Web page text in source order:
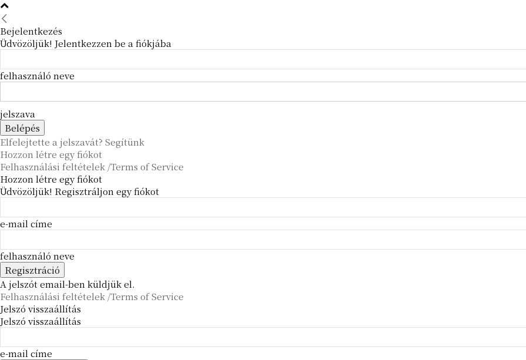
Bejelentkezés
Üdvözöljük! Jelentkezzen be a fiókjába
felhasználó neve
jelszava
Elfelejtette a jelszavát? Segítünk
Hozzon létre egy fiókot
Felhasználási feltételek /Terms of Service
Hozzon létre egy fiókot
Üdvözöljük! Regisztráljon egy fiókot
e-mail címe
felhasználó neve
A jelszót email-ben küldjük el.
Felhasználási feltételek /Terms of Service
Jelszó visszaállítás
Jelszó visszaállítás
e-mail címe